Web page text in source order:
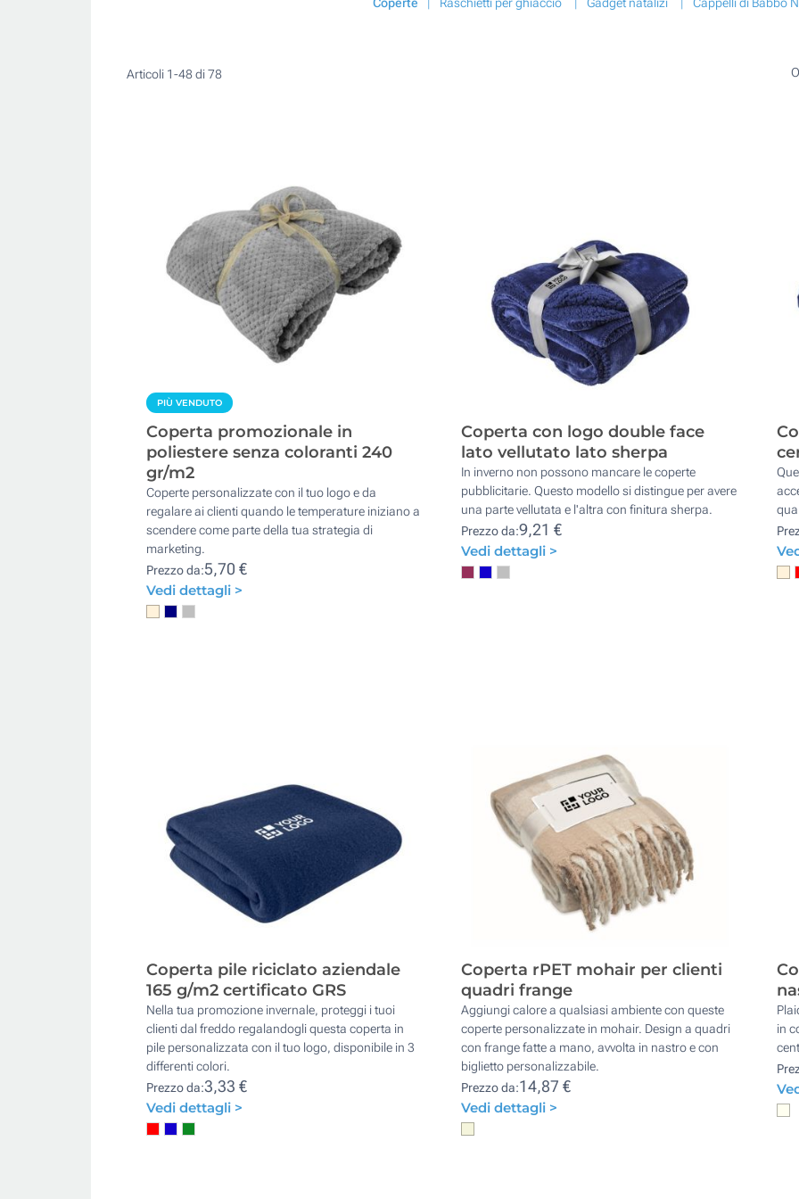
Coperte Raschietti per ghiaccio Gadget natalizi Cappelli di Babbo
Articoli 1-48di78
PIÙ VENDUTO
Coperta promozionale in
poliestere senza coloranti 240
gr/m2
Coperte personalizzate con il tuo logo e da
regalare ai clienti quando le temperature iniziano a
scendere come parte della tua strategia di
marketing.
Prezzo da:5,70 €
Vedi dettagli >
Coperta con logo double face
lato vellutato lato sherpa
In inverno non possono mancare le coperte
pubblicitarie. Questo modello si distingue per avere
una parte vellutata e l'altra con finitura sherpa.
Prezzo da:9,21 €
Vedi dettagli >
Coperta pile riciclato aziendale
165 g/m2 certificato GRS
Nella tua promozione invernale, proteggi i tuoi
clienti dal freddo regalandogli questa coperta in
pile personalizzata con il tuo logo, disponibile in 3
differenti colori.
Prezzo da:3,33 €
Vedi dettagli >
Coperta rPET mohair per clienti
quadri frange
Aggiungi calore a qualsiasi ambiente con queste
coperte personalizzate in mohair. Design a quadri
con frange fatte a mano, avvolta in nastro e con
biglietto personalizzabile.
Prezzo da:14,87 €
Vedi dettagli >
in